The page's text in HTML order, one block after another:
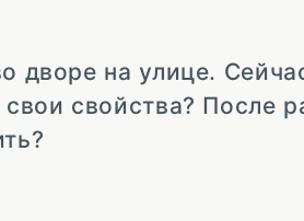
дворе на улице.
свойства? После